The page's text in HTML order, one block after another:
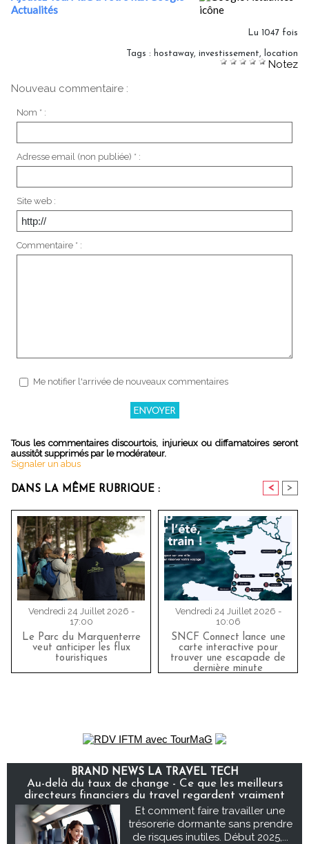
Actualités
Lu 1047 fois
Tags : hostaway investissement location
Notez
Nouveau commentaire :
Nom * :
Adresse email (non publiée) * :
Site web :
Commentaire * :
Me notifier l'arrivée de nouveaux commentaires
Tous les commentaires discourtois, injurieux ou diffamatoires seront
aussitôt supprimés par le modérateur.
Signaler un abus
DANS LA MÊME RUBRIQUE : < >
Vendredi 24 Juillet 2026 -
17:00
Le Parc du Marquenterre
veut anticiper les flux
touristiques
Vendredi 24 Juillet 2026 -
10:06
SNCF Connect lance une
carte interactive pour
trouver une escapade de
dernière minute
BRAND NEWS LA TRAVEL TECH
Au-delà du taux de change - Ce que les meilleurs
directeurs financiers du travel regardent vraiment
Et comment faire travailler une
trésorerie dormante sans prendre
de risques inutiles. Début 2025,...